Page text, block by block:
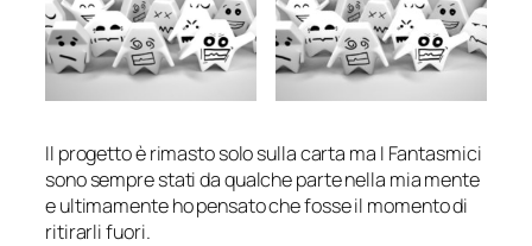
Il progetto è rimasto solo sulla carta ma I Fantasmici
sono sempre stati da qualche parte nella mia mente
e ultimamente ho pensato che fosse il momento di
ritirarli fuori.